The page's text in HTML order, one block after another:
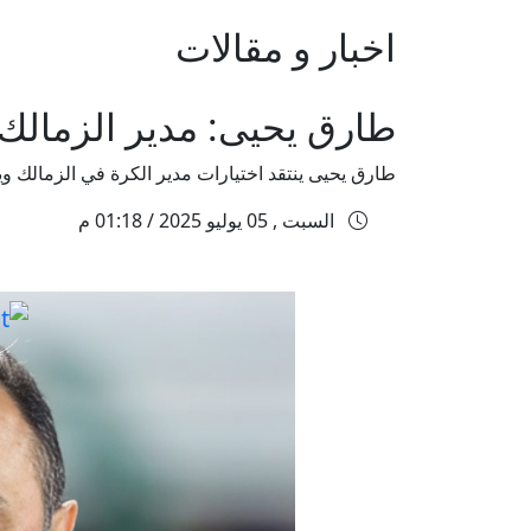
اخبار و مقالات
طارق يحيى: مدير
طارق يحيى ينتقد اختيارات مدير الكرة في الزمالك
السبت , 05 يوليو 2025 / 01:18 م